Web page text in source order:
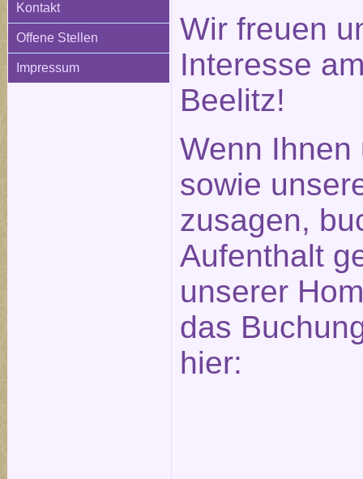
Kontakt
Offene Stellen
Impressum
Wir freuen
Interesse
Beelitz!
Wenn Ihnen
sowie
zusagen,
Aufenthalt
unserer
das
hier: